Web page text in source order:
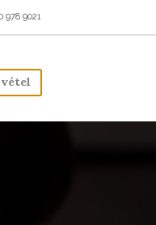
978 9021